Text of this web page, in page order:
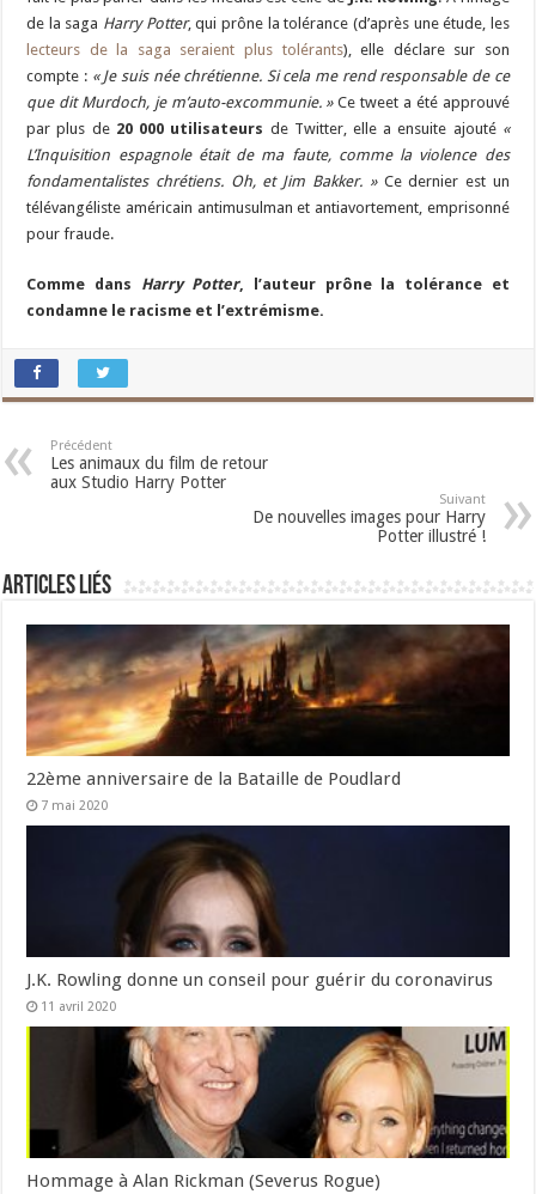
de la saga Harry Potter, qui prône la tolérance (d’après une étude, les
lecteurs de la saga seraient plus tolérants), elle déclare sur son
compte : « Je suis née chrétienne. Si cela me rend responsable de ce
que dit Murdoch, je m’auto-excommunie. »Ce tweet a été approuvé
par plus de 20 000 utilisateurs de Twitter, elle a ensuite ajouté «
L’Inquisition espagnole était de ma faute, comme la violence des
fondamentalistes chrétiens. Oh, et Jim Bakker. »Ce dernier est un
télévangéliste américain antimusulman et antiavortement, emprisonné
pour fraude.
Comme dans Harry Potter, l’auteur prône la tolérance et
condamne le racisme et l’extrémisme.
Précédent
Les animaux du film de retour
aux Studio Harry Potter
Suivant
De nouvelles images pour Harry
Potter illustré !
Articles liés
22ème anniversaire de la Bataille de Poudlard
7 mai 2020
J.K. Rowling donne un conseil pour guérir du coronavirus
11 avril 2020
Hommage à Alan Rickman (Severus Rogue)